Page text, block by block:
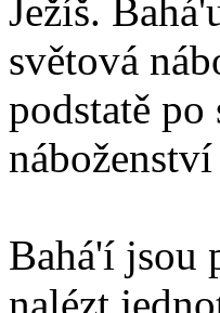
Ježíš.
světová
podstatě
Bahá'í jsou